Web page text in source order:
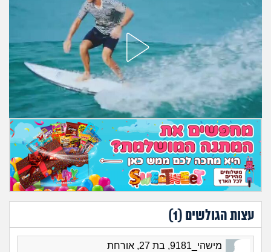
שומרים על הגוף
פיננסי וכלכלה
בין הסדינים
חיות מחמד
יוקר המחיה
גאווה
עצות הגולשים (1
)
מישהי_9181, בת 27, אורחת